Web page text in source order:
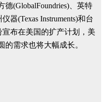
(GlobalFoundries)、英特
器(Texas Instruments)和台
布在美国的扩产计划，美
的需求也将大幅成长。